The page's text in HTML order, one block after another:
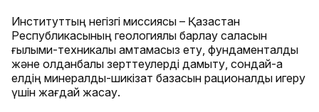
Институттың негізгі миссиясы – Қазақстан
Республикасының геологиялық барлау саласын
ғылыми-техникалық қамтамасыз ету, фундаменталды
және қолданбалы зерттеулерді дамыту, сондай-ақ
елдің минералдық-шикізат базасын рационалды игеру
үшін жағдай жасау.